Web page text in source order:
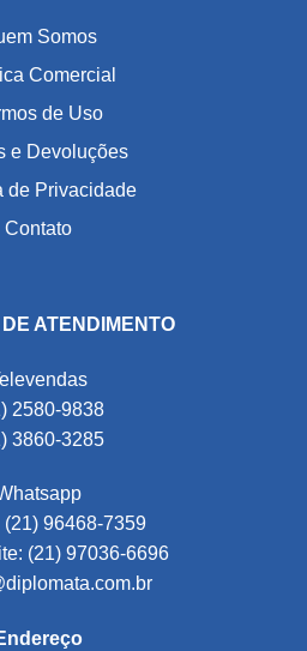
Somos
Comercial
de Uso
e Devoluções
de Privacidade
Contato
ATENDIMENTO
2580-9838
3860-3285
(21) 96468-7359
(21) 97036-6696